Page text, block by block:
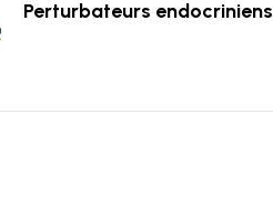
Perturbateurs endocriniens